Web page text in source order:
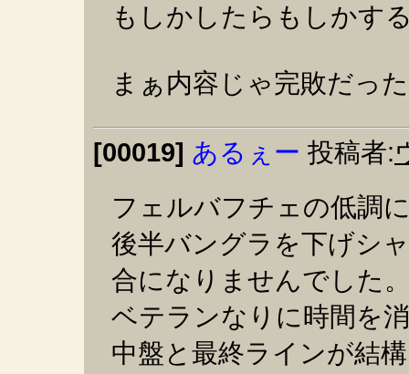
もしかしたらもしかす
まぁ内容じゃ完敗だっ
[00019] あるぇー 投稿者:
フェルバフチェの低調
後半バングラを下げシ
合になりませんでした
ベテランなりに時間を
中盤と最終ラインが結